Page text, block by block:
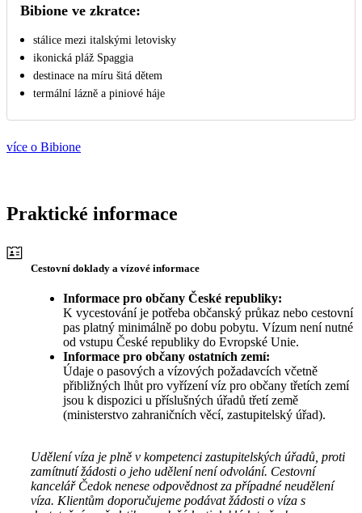
Bibione ve zkratce:
stálice mezi italskými letovisky
ikonická pláž Spaggia
destinace na míru šitá dětem
termální lázně a piniové háje
více o Bibione
Praktické informace
Cestovní doklady a vízové informace
Informace pro občany České republiky:
K vycestování je potřeba občanský průkaz nebo cestovní
pas platný minimálně po dobu pobytu. Vízum není nutné
od vstupu České republiky do Evropské Unie.
Informace pro občany ostatních zemí:
Údaje o pasových a vízových požadavcích včetně
přibližných lhůt pro vyřízení víz pro občany třetích zemí
jsou k dispozici u příslušných úřadů třetí země
(ministerstvo zahraničních věcí, zastupitelský úřad).
Udělení víza je plně v kompetenci zastupitelských úřadů, proti
zamítnutí žádosti o jeho udělení není odvolání. Cestovní
kancelář Čedok nenese odpovědnost za případné neudělení
víza. Klientům doporučujeme podávat žádosti o víza s